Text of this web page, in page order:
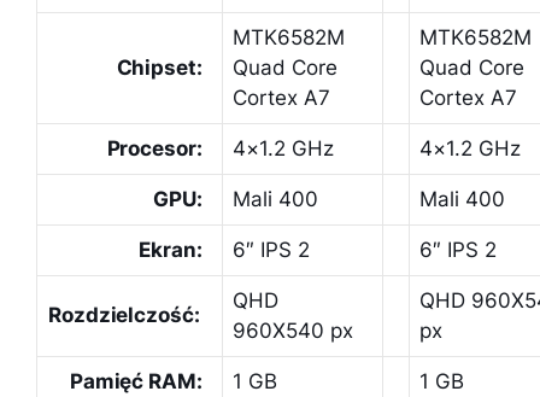
Chipset:
MTK6582M
Quad Core
Cortex A7
MTK6582M
Quad Core
Cortex A7
Procesor: 4×1.2 GHz 4×1.2 GHz
GPU: Mali 400 Mali 400
Ekran: 6″ IPS 2 6″ IPS 2
Rozdzielczość:
QHD
960X540 px
QHD
px
Pamięć RAM: 1 GB 1 GB